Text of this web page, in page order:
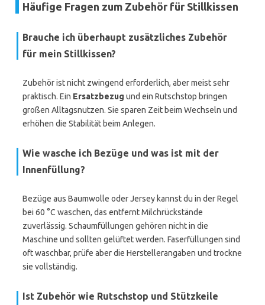
Häufige Fragen zum Zubehör für Stillkissen
Brauche ich überhaupt zusätzliches Zubehör
für mein Stillkissen?
Zubehör ist nicht zwingend erforderlich, aber meist sehr
praktisch. Ein Ersatzbezug und ein Rutschstop bringen
großen Alltagsnutzen. Sie sparen Zeit beim Wechseln und
erhöhen die Stabilität beim Anlegen.
Wie wasche ich Bezüge und was ist mit der
Innenfüllung?
Bezüge aus Baumwolle oder Jersey kannst du in der Regel
bei 60 °C waschen, das entfernt Milchrückstände
zuverlässig. Schaumfüllungen gehören nicht in die
Maschine und sollten gelüftet werden. Faserfüllungen sind
oft waschbar, prüfe aber die Herstellerangaben und trockne
sie vollständig.
Ist Zubehör wie Rutschstop und Stützkeile